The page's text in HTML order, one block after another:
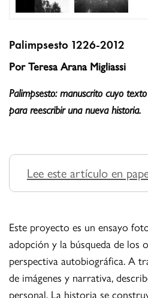
Palimpsesto 1226-2012
Por Teresa Arana Migliassi
Palimpsesto: manuscrito cuyo
para reescribir una nueva historia.
Lee este artículo en
Este proyecto es un ensayo
adopción y la búsqueda de los
perspectiva autobiográfica. A
de imágenes y narrativa,
personal. La historia se